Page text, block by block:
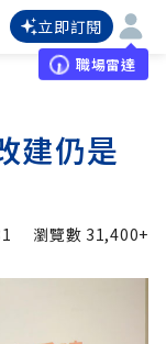
立即訂閱
職場雷達
建仍是
瀏覽數 31,400+